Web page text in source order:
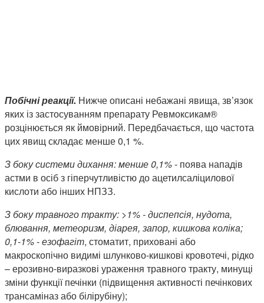
Побічні реакції. Нижче описані небажані явища, зв’язок
яких із застосуванням препарату Ревмоксикам®
розцінюється як ймовірний. Передбачається, що частота
цих явищ складає менше 0,1 %.
З боку системи дихання: менше 0,1% - поява нападів
астми в осіб з гіперчутливістю до ацетилсаліцилової
кислоти або інших НПЗЗ.
З боку травного тракту: >1% - диспепсія, нудота,
блювання, метеоризм, діарея, запор, кишкова коліка;
0,1-1% - езофагіт, стоматит, приховані або
макроскопічно видимі шлунково-кишкові кровотечі, рідко
– ерозивно-виразкові ураження травного тракту, минущі
зміни функції печінки (підвищення активності печінкових
трансаміназ або білірубіну);